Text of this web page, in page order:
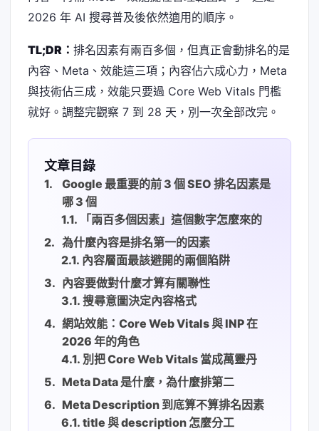
2026 年 AI 搜尋普及後依然適用的順序。
TL;DR： 排名因素有兩百多個，但真正會動排名的是
內容、Meta、效能這三項；內容佔六成心力，Meta
與技術佔三成，效能只要過 Core Web Vitals 門檻
就好。調整完觀察 7 到 28 天，別一次全部改完。
文章目錄
Google 最重要的前 3 個 SEO 排名因素是
哪 3 個
「兩百多個因素」這個數字怎麼來的
為什麼內容是排名第一的因素
內容層面最該避開的兩個陷阱
內容要做對什麼才算有關聯性
搜尋意圖決定內容格式
網站效能：Core Web Vitals 與 INP 在
2026 年的角色
別把 Core Web Vitals 當成萬靈丹
Meta Data 是什麼，為什麼排第二
Meta Description 到底算不算排名因素
title 與 description 怎麼分工